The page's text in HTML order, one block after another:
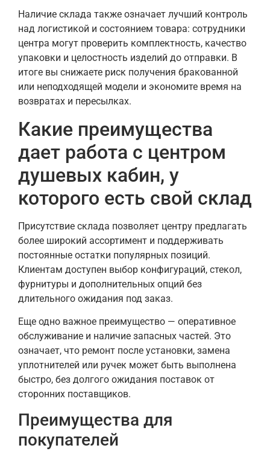
Наличие склада также означает лучший контроль
над логистикой и состоянием товара: сотрудники
центра могут проверить комплектность, качество
упаковки и целостность изделий до отправки. В
итоге вы снижаете риск получения бракованной
или неподходящей модели и экономите время на
возвратах и пересылках.
Какие преимущества
дает работа с центром
душевых кабин, у
которого есть свой склад
Присутствие склада позволяет центру предлагать
более широкий ассортимент и поддерживать
постоянные остатки популярных позиций.
Клиентам доступен выбор конфигураций, стекол,
фурнитуры и дополнительных опций без
длительного ожидания под заказ.
Еще одно важное преимущество — оперативное
обслуживание и наличие запасных частей. Это
означает, что ремонт после установки, замена
уплотнителей или ручек может быть выполнена
быстро, без долгого ожидания поставок от
сторонних поставщиков.
Преимущества для
покупателей